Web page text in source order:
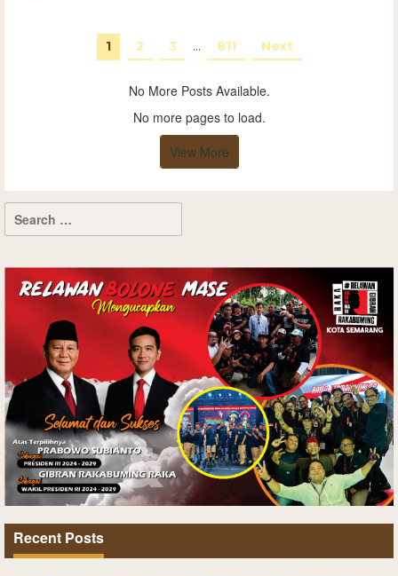
1 2 3 … 811 Next
No More Posts Available.
No more pages to load.
View More
Recent Posts